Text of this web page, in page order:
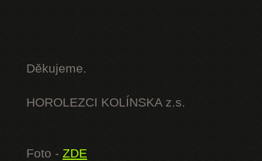
Děkujeme.
HOROLEZCI KOLÍNSKA z.s.
Foto - ZDE